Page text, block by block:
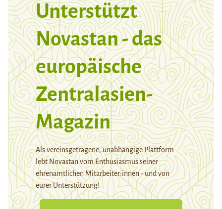
Unterstützt
Novastan - das
europäische
Zentralasien-
Magazin
Als vereinsgetragene, unabhängige Plattform
lebt Novastan vom Enthusiasmus seiner
ehrenamtlichen Mitarbeiter:innen - und von
eurer Unterstützung!